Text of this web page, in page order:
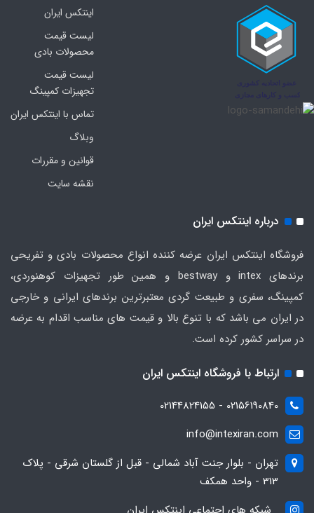
اینتکس ایران
لیست قیمت
محصولات بادی
لیست قیمت
تجهیزات کمپینگ
تماس با اینتکس ایران
وبلاگ
قوانین و مقررات
نقشه سایت
درباره اینتکس ایران
فروشگاه اینتکس ایران عرضه کننده انواع محصولات بادی و تفریحی
برندهای intex و bestway و همین طور تجهیزات کوهنوردی،
کمپینگ، سفری و طبیعت گردی معتبرترین برندهای ایرانی و خارجی
در ایران می باشد که با تنوع بالا و قیمت های مناسب اقدام به عرضه
در سراسر کشور کرده است.
ارتباط با فروشگاه اینتکس ایران
02156190840 - 02144824155
info@intexiran.com
تهران - بلوار جنت آباد شمالی - قبل از گلستان شرقی - پلاک
313 - واحد همکف